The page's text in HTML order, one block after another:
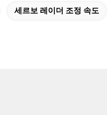
세르보 레이더 조정 속도